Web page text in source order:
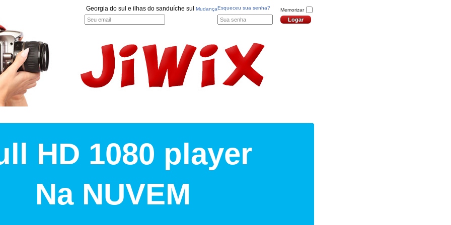
Georgia do sul e ilhas do sanduíche sul MudançaEsqueceu sua senha? Memorizar
HD 1080 player
Na NUVEM